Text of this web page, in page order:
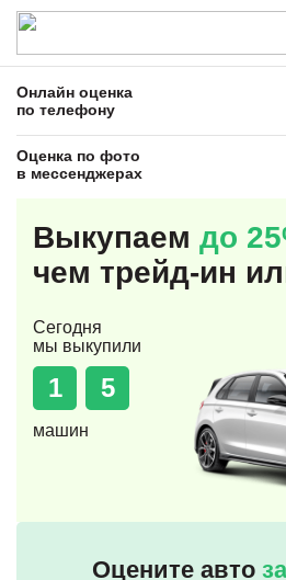
Онлайн оценка
по телефону
Оценка по фото
в мессенджерах
Выкупаем до
чем трейд-ин
Сегодня
мы выкупили
1 5
машин
Оцените авто